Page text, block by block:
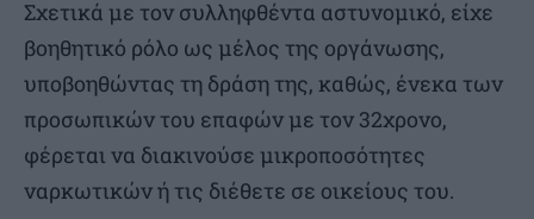
Σχετικά με τον συλληφθέντα αστυνομικό, είχε
βοηθητικό ρόλο ως μέλος της οργάνωσης,
υποβοηθώντας τη δράση της, καθώς, ένεκα των
προσωπικών του επαφών με τον 32χρονο,
φέρεται να διακινούσε μικροποσότητες
ναρκωτικών ή τις διέθετε σε οικείους του.